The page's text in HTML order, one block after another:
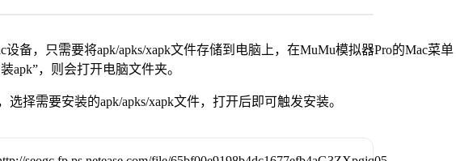
设备，只需要将apk/apks/xapk文件存储到电脑上，在MuMu模拟器Pro的Mac菜单
apk”，则会打开电脑文件夹。
选择需要安装的apk/apks/xapk文件，打开后即可触发安装。